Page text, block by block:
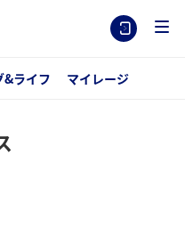
&ライフ マイレージ